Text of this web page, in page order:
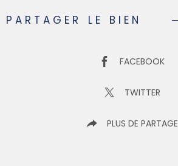
PARTAGER LE BIEN
FACEBOOK
TWITTER
PLUS DE PARTAGE